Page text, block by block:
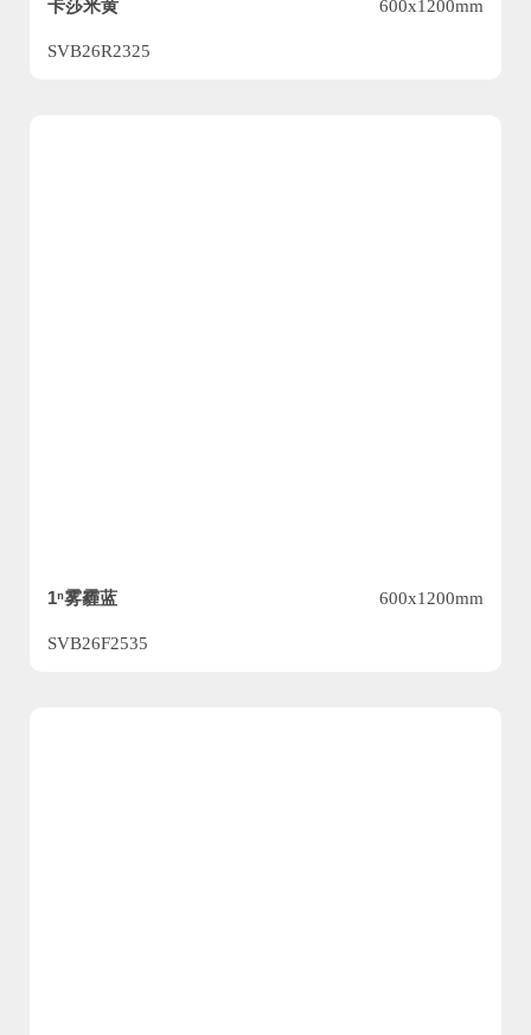
卡莎米黄 600x1200mm
SVB26R2325
1ⁿ雾霾蓝 600x1200mm
SVB26F2535